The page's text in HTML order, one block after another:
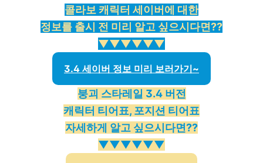
콜라보 캐릭터 세이버에 대한
정보를 출시 전 미리 알고 싶으시다면??
▼▼▼▼▼▼
3.4 세이버 정보 미리 보러가기~
붕괴 스타레일 3.4 버전
캐릭터 티어표, 포지션 티어표
자세하게 알고 싶으시다면??
▼▼▼▼▼▼